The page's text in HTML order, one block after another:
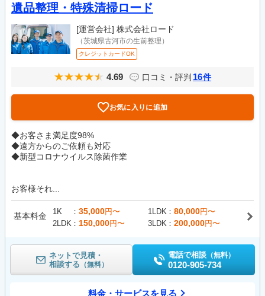
遺品整理・特殊清掃ロード
[運営会社] 株式会社ロード
（茨城県古河市の生前整理）
クレジットカードOK
4.69 口コミ・評判 16件
お気に入りに追加
◆お客さま満足度98%
◆遠方からのご依頼も対応
◆新型コロナウイルス除菌作業
お客様それ...
基本料金 1K 35,000円〜 1LDK 80,000円〜
2LDK
150,000円〜 3LDK 200,000円〜
ネットで見積・
相談する （無料）
電話で相談 （無料）
0120-905-734
料金・サービスを見る